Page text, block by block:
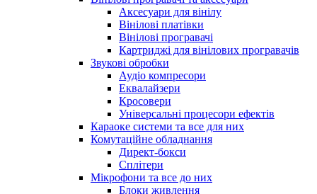
Аксесуари для вінілу
Вінілові платівки
Вінілові програвачі
Картриджі для вінілових програвачів
Звукові обробки
Аудіо компресори
Еквалайзери
Кросовери
Універсальні процесори ефектів
Караоке системи та все для них
Комутаційне обладнання
Директ-бокси
Сплітери
Мікрофони та все до них
Блоки живлення